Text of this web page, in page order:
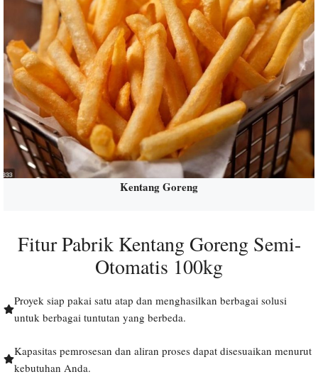
Kentang Goreng
Fitur Pabrik Kentang Goreng Semi-
Otomatis 100kg
Proyek siap pakai satu atap dan menghasilkan berbagai solusi
untuk berbagai tuntutan yang berbeda.
Kapasitas pemrosesan dan aliran proses dapat disesuaikan menurut
kebutuhan Anda.